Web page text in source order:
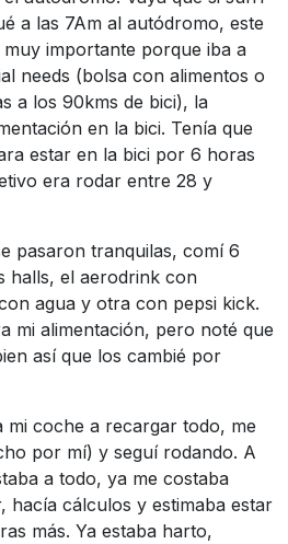
a las 7Am al autódromo, este
importante porque iba a
needs (bolsa con alimentos o
a los 90kms de bici), la
en la bici. Tenía que
estar en la bici por 6 horas
era rodar entre 28 y
pasaron tranquilas, comí 6
halls, el aerodrink con
agua y otra con pepsi kick.
mi alimentación, pero noté que
así que los cambié por
mi coche a recargar todo, me
por mí) y seguí rodando. A
a todo, ya me costaba
hacía cálculos y estimaba estar
más. Ya estaba harto,